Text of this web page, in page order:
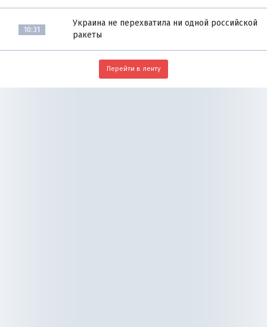
10:31
Украина не перехватила ни одной российской
ракеты
Перейти в ленту